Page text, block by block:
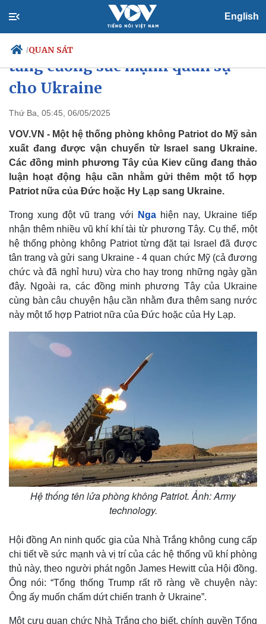
English
/QUAN SÁT
Chính trị
Tổ chức nhân sự
Quốc hội
Nhận diện sự thật
Tin 24h
Dự báo thời tiết
Giáo dục
Dấu ấn VOV
Việc làm
Biển đảo
Phương Tây gửi thêm vũ khí
tăng cường sức mạnh quân sự
cho Ukraine
Thứ Ba, 05:45, 06/05/2025
VOV.VN - Một hệ thống phòng không Patriot do Mỹ sản
xuất đang được vận chuyển từ Israel sang Ukraine.
Các đồng minh phương Tây của Kiev cũng đang thảo
luận hoạt động hậu cần nhằm gửi thêm một tổ hợp
Patriot nữa của Đức hoặc Hy Lạp sang Ukraine.
Trong xung đột vũ trang với Ngahiện nay, Ukraine tiếp
nhận thêm nhiều vũ khí khí tài từ phương Tây. Cụ thể, một
hệ thống phòng không Patriot từng đặt tại Israel đã được
tân trang và gửi sang Ukraine - 4 quan chức Mỹ (cả đương
chức và đã nghỉ hưu) vừa cho hay trong những ngày gần
đây. Ngoài ra, các đồng minh phương Tây của Ukraine
cùng bàn câu chuyện hậu cần nhằm đưa thêm sang nước
này một tổ hợp Patriot nữa của Đức hoặc của Hy Lạp.
Hệ thống tên lửa phòng không Patriot. Ảnh: Army
technology.
Hội đồng An ninh quốc gia của Nhà Trắng không cung cấp
chi tiết về sức mạnh và vị trí của các hệ thống vũ khí phòng
thủ này, theo người phát ngôn James Hewitt của Hội đồng.
Ông nói: “Tổng thống Trump rất rõ ràng về chuyện này:
Ông ấy muốn chấm dứt chiến tranh ở Ukraine”.
Một cựu quan chức Nhà Trắng cho biết, chính quyền Tổng